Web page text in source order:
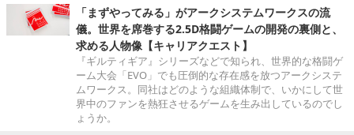
「まずやってみる」がアークシステムワークスの流
儀。世界を席巻する2.5D格闘ゲームの開発の裏側と、
求める人物像【キャリアクエスト】
『ギルティギア』シリーズなどで知られ、世界的な格闘ゲ
ーム大会「EVO」でも圧倒的な存在感を放つアークシステ
ムワークス。同社はどのような組織体制で、いかにして世
界中のファンを熱狂させるゲームを生み出しているのでし
ょうか。